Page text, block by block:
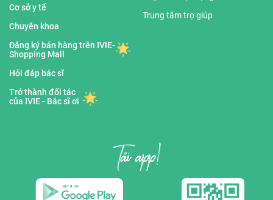
Cơ sở y tế
Chuyên khoa
Đăng ký bán hàng trên IVIE-
Shopping Mall
Hỏi đáp bác sĩ
Trở thành đối tác
của IVIE - Bác sĩ ơi
Trung tâm trợ giúp